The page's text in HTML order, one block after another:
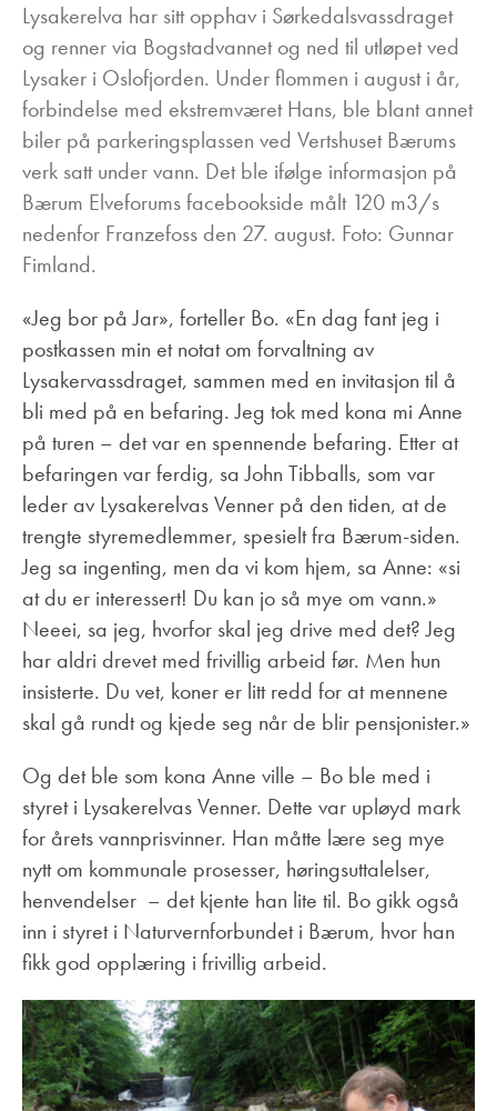
Lysakerelva har sitt opphav i Sørkedalsvassdraget
og renner via Bogstadvannet og ned til utløpet ved
Lysaker i Oslofjorden. Under flommen i august i år,
forbindelse med ekstremværet Hans, ble blant annet
biler på parkeringsplassen ved Vertshuset Bærums
verk satt under vann. Det ble ifølge informasjon på
Bærum Elveforums facebookside målt 120 m3/s
nedenfor Franzefoss den 27. august. Foto: Gunnar
Fimland.
«Jeg bor på Jar», forteller Bo. «En dag fant jeg i
postkassen min et notat om forvaltning av
Lysakervassdraget, sammen med en invitasjon til å
bli med på en befaring. Jeg tok med kona mi Anne
på turen – det var en spennende befaring. Etter at
befaringen var ferdig, sa John Tibballs, som var
leder av Lysakerelvas Venner på den tiden, at de
trengte styremedlemmer, spesielt fra Bærum-siden.
Jeg sa ingenting, men da vi kom hjem, sa Anne: «si
at du er interessert! Du kan jo så mye om vann.»
Neeei, sa jeg, hvorfor skal jeg drive med det? Jeg
har aldri drevet med frivillig arbeid før. Men hun
insisterte. Du vet, koner er litt redd for at mennene
skal gå rundt og kjede seg når de blir pensjonister.»
Og det ble som kona Anne ville – Bo ble med i
styret i Lysakerelvas Venner. Dette var upløyd mark
for årets vannprisvinner. Han måtte lære seg mye
nytt om kommunale prosesser, høringsuttalelser,
henvendelser – det kjente han lite til. Bo gikk også
inn i styret i Naturvernforbundet i Bærum, hvor han
fikk god opplæring i frivillig arbeid.